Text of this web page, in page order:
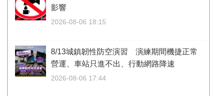
影響
2026-08-06 18:15
8/13城鎮韌性防空演習 演練期間機捷正常
營運、車站只進不出、行動網路降速
2026-08-06 17:44